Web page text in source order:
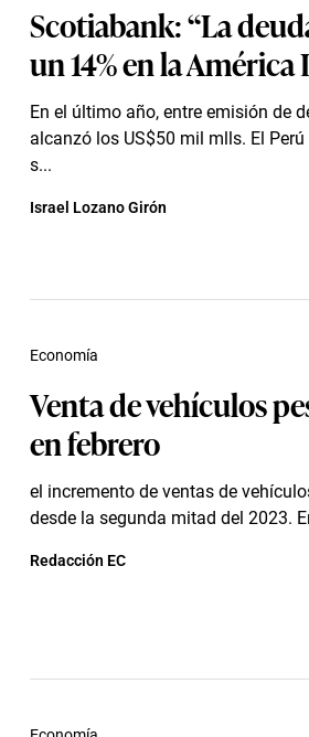
Scotiabank: “La
un 14% en la América
En el último año, entre emisión de
alcanzó los US$50 mil mlls. El
s...
Israel Lozano Girón
Venta de vehículos
en febrero
el incremento de ventas de
desde la segunda mitad del 2023.
Economía
Redacción EC